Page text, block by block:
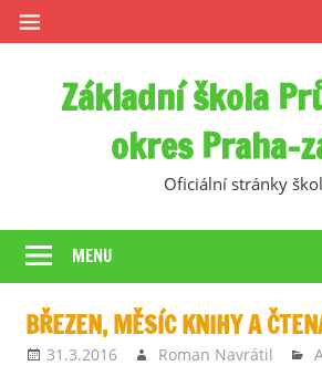
Skip
to
Základní škola
okres Praha-
Oficiální stránky
MENU
BŘEZEN, MĚSÍC KNIHY A
31.3.2016 Roman Navrátil